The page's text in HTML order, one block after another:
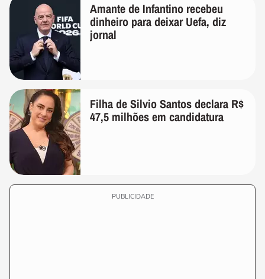
Amante de Infantino recebeu
dinheiro para deixar Uefa, diz
jornal
Filha de Silvio Santos declara R$
47,5 milhões em candidatura
PUBLICIDADE